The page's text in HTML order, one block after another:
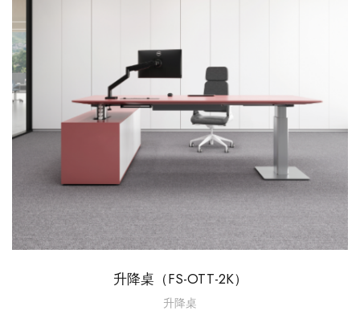
升降桌（FS-OTT-2K）
升降桌